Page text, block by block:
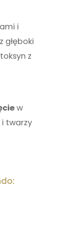
i
głęboki
z
w
i twarzy